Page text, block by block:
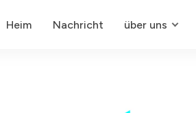
Heim Nachricht über uns